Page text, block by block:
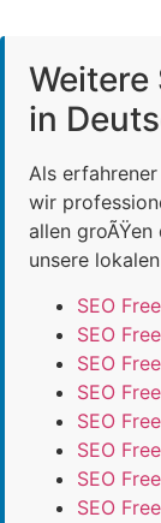
Weitere
in
Als erfahrener
wir
allen
unsere
SEO
SEO
SEO
SEO
SEO
SEO
SEO
SEO